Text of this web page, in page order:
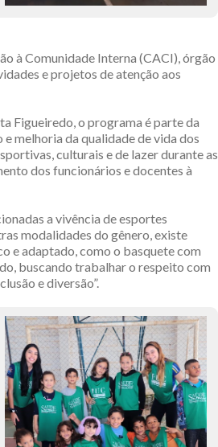
à Comunidade Interna (CACI), órgão
e projetos de atenção aos
Figueiredo, o programa é parte da
melhoria da qualidade de vida dos
culturais e de lazer durante as
dos funcionários e docentes à
a vivência de esportes
modalidades do gênero, existe
e adaptado, como o basquete com
buscando trabalhar o respeito com
e diversão”.